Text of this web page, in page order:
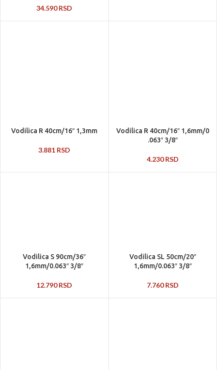
34.590RSD
Vodilica R 40cm/16″ 1,3mm
3.881 RSD
Vodilica R 40cm/16″ 1,6mm/0
.063″ 3/8″
4.230RSD
Vodilica S 90cm/36″
1,6mm/0.063″ 3/8″
12.790RSD
Vodilica SL 50cm/20″
1,6mm/0.063″ 3/8″
7.760RSD